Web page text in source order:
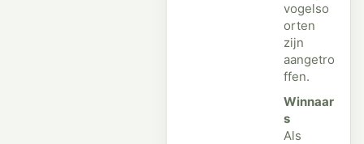
vogelso
orten
zijn
aangetro
ffen.
Winnaar
s
Als